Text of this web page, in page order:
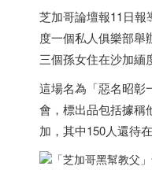
芝加哥論壇報11日
度一個私人俱樂部舉
三個孫女住在沙加緬
這場名為「惡名昭彰
會，標出品包括據稱
加，其中150人還待